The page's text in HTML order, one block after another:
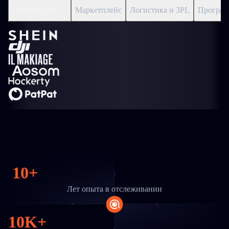
Маркетплейс Логистика и 3PL
10+
Лет опыта в отслеживании
10K+